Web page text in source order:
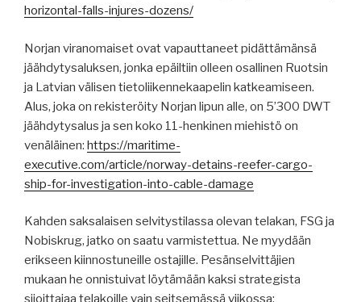
horizontal-falls-injures-dozens/
Norjan viranomaiset ovat vapauttaneet pidättämänsä
jäähdytysaluksen, jonka epäiltiin olleen osallinen Ruotsin
ja Latvian välisen tietoliikennekaapelin katkeamiseen.
Alus, joka on rekisteröity Norjan lipun alle, on 5’300 DWT
jäähdytysalus ja sen koko 11-henkinen miehistö on
venäläinen: https://maritime-
executive.com/article/norway-detains-reefer-cargo-
ship-for-investigation-into-cable-damage
Kahden saksalaisen selvitystilassa olevan telakan, FSG ja
Nobiskrug, jatko on saatu varmistettua. Ne myydään
erikseen kiinnostuneille ostajille. Pesänselvittäjien
mukaan he onnistuivat löytämään kaksi strategista
sijoittajaa telakoille vain seitsemässä viikossa: